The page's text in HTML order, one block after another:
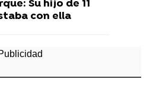
Su hijo de 11
con ella